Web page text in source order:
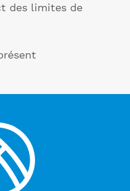
des limites de